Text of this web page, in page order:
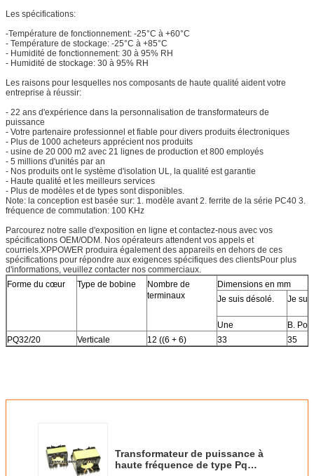
Les spécifications:
-Température de fonctionnement: -25°C à +60°C
- Température de stockage: -25°C à +85°C
- Humidité de fonctionnement: 30 à 95% RH
- Humidité de stockage: 30 à 95% RH
Les raisons pour lesquelles nos composants de haute qualité aident votre
entreprise à réussir:
- 22 ans d'expérience dans la personnalisation de transformateurs de
puissance
- Votre partenaire professionnel et fiable pour divers produits électroniques
- Plus de 1000 acheteurs apprécient nos produits
- usine de 20 000 m2 avec 21 lignes de production et 800 employés
- 5 millions d'unités par an
- Nos produits ont le système d'isolation UL, la qualité est garantie
- Haute qualité et les meilleurs services
- Plus de modèles et de types sont disponibles.
Note: la conception est basée sur: 1. modèle avant 2. ferrite de la série PC40 3.
fréquence de commutation: 100 KHz
Parcourez notre salle d'exposition en ligne et contactez-nous avec vos
spécifications OEM/ODM. Nos opérateurs attendent vos appels et
courriels.XPPOWER produira également des appareils en dehors de ces
spécifications pour répondre aux exigences spécifiques des clientsPour plus
d'informations, veuillez contacter nos commerciaux.
Forme du cœur
Type de bobine
Nombre de
terminaux
Dimensions en mm
Je suis désolé.
Je
Une
B.
PQ32/20
Verticale 12 ((6 + 6) 33 35
Transformateur de puissance à
haute fréquence de type Pq